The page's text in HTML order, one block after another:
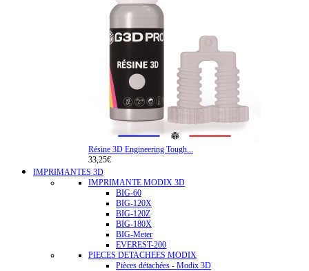
Résine 3D Engineering Tough...
33,25€
IMPRIMANTES 3D
IMPRIMANTE MODIX 3D
BIG-60
BIG-120X
BIG-120Z
BIG-180X
BIG-Meter
EVEREST-200
PIECES DETACHEES MODIX
Pièces détachées - Modix 3D